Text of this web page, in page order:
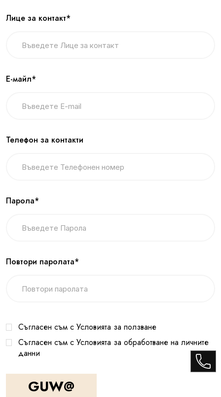
Лице за контакт*
Е-майл*
Телефон за контакти
Парола*
Повтори паролата*
Съгласен съм с Условията за ползване
Съгласен съм с Условията за обработване на личните
данни
GUW@